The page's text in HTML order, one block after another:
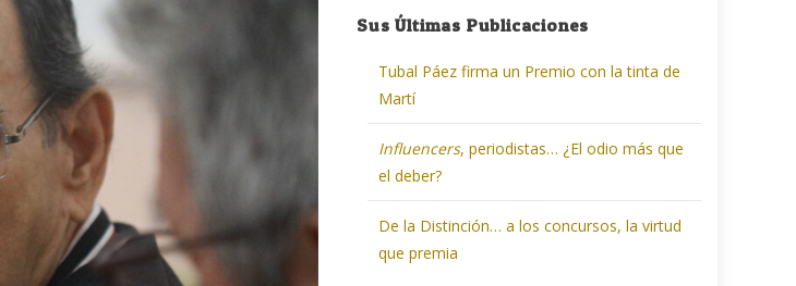
Sus Últimas Publicaciones
Tubal Páez firma un Premio con la tinta de
Martí
Influencers, periodistas… ¿El odio más que
el deber?
De la Distinción… a los concursos, la virtud
que premia